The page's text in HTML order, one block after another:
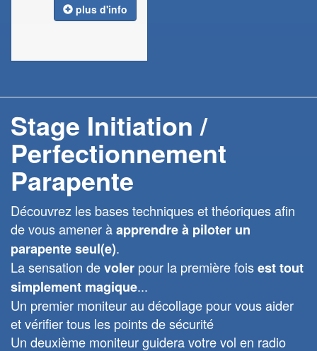
plus d'info
Stage Initiation /
Perfectionnement
Parapente
Découvrez les bases techniques et théoriques afin
de vous amener àapprendre à piloter un
parapente seul(e).
La sensation devoler pour la première foisest tout
simplement magique...
Un premier moniteur au décollage pour vous aider
et vérifier tous les points de sécurité
Un deuxième moniteur guidera votre vol en radio